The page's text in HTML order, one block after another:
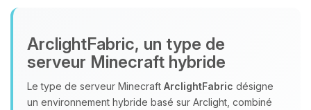
ArclightFabric, un type de
serveur Minecraft hybride
Le type de serveur Minecraft ArclightFabric désigne
un environnement hybride basé sur Arclight, combiné
Youpi, enfin quelqu’un pour me
parler ! Moi c’est Choupy, ton petit
assistant BoxToPlay. Dis-moi ce dont
tu as besoin et je vais remuer mes
petits circuits pour t’aider.